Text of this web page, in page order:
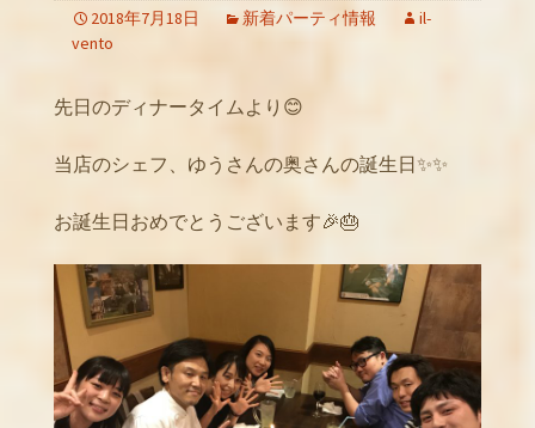
2018年7月18日 新着パーティ情報
il-
vento
先日のディナータイムより😊
当店のシェフ、ゆうさんの奥さんの誕生日✨✨
お誕生日おめでとうございます🎉🎂